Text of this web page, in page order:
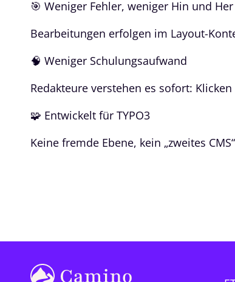
🎯 Weniger Fehler, weniger Hin und Her
Bearbeitungen erfolgen im Layout-
🧠 Weniger Schulungsaufwand
Redakteure verstehen es sofort:
🧩 Entwickelt für TYPO3
Keine fremde Ebene, kein „zweites